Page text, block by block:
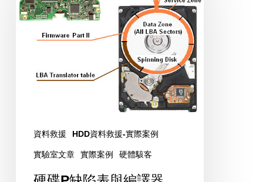
P
缺
資料救援 HDD資料救援-實際案例
實驗室文章 實際案例 硬體駭客